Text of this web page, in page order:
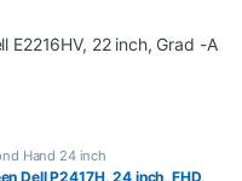
Hand 24 inch
Dell P2417H, 24 inch, FHD,